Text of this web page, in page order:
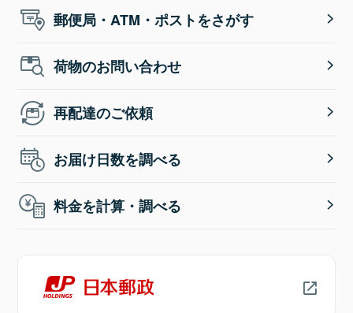
郵便局・ATM・ポストをさがす
荷物のお問い合わせ
再配達のご依頼
お届け日数を調べる
料金を計算・調べる